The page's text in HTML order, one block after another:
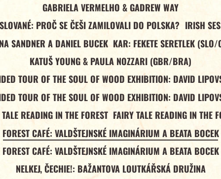
GABRIELA VERMELHO & GADREW WAY
PROČ SE ČEŠI ZAMILOVALI DO POLSKA? IRISH
SANDNER A DANIEL BUCEK KAR: FEKETE SERETLEK (SLO/
KATUŠ YOUNG & PAULA NOZZARI (GBR/BRA)
TOUR OF THE SOUL OF WOOD EXHIBITION: DAVID
TOUR OF THE SOUL OF WOOD EXHIBITION: DAVID
READING IN THE FOREST FAIRY TALE READING IN THE
FOREST CAFÉ: VALDŠTEJNSKÉ IMAGINÁRIUM A BEATA BOCEK
FOREST CAFÉ: VALDŠTEJNSKÉ IMAGINÁRIUM A BEATA BOCEK
NELKEJ, ČECHIE!: BAŽANTOVA LOUTKÁŘSKÁ DRUŽINA